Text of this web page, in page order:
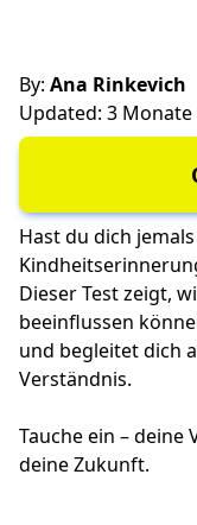
By: Ana Rinkevich
Updated: 3 Monate
Hast du dich
Dieser Test zeigt,
beeinflussen
und begleitet dich
Verständnis.
Tauche ein –
deine Zukunft.